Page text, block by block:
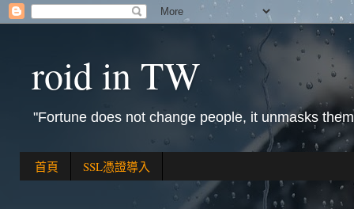
roid in TW
"Fortune does not change people, it unmasks
首頁 SSL憑證導入